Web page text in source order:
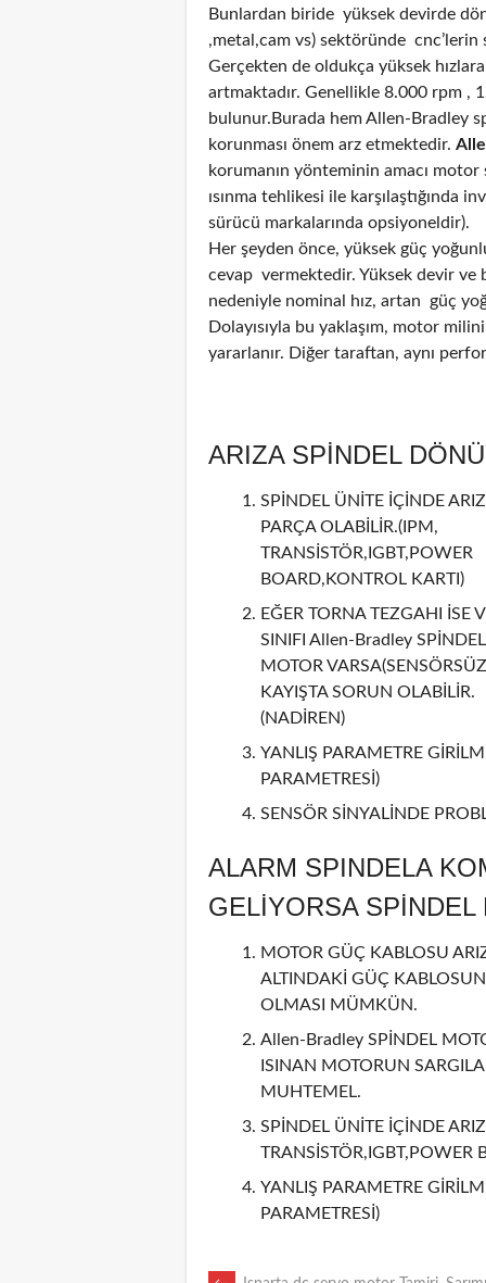
Bunlardan biride yüksek devirde
,metal,cam vs) sektöründe
Gerçekten de oldukça yüksek
artmaktadır. Genellikle 8.000 rpm ,
bulunur.Burada hem Allen-Bradley
korunması önem arz etmektedir.
korumanın yönteminin amacı motor
ısınma tehlikesi ile karşılaştığında
sürücü markalarında opsiyoneldir).
Her şeyden önce, yüksek güç
cevap vermektedir. Yüksek devir ve
nedeniyle nominal hız, artan güç
Dolayısıyla bu yaklaşım, motor
yararlanır. Diğer taraftan, aynı
ARIZA SPİNDEL
SPİNDEL ÜNİTE İÇİNDE
PARÇA OLABİLİR.(IPM,
TRANSİSTÖR,IGBT,POWER
BOARD,KONTROL KARTI)
EĞER TORNA TEZGAHI İSE
SINIFI Allen-Bradley SPİNDEL
MOTOR
KAYIŞTA SORUN OLABİLİR.
(NADİREN)
YANLIŞ PARAMETRE
PARAMETRESİ)
SENSÖR SİNYALİNDE
ALARM SPINDELA
GELİYORSA SPİNDEL
MOTOR GÜÇ KABLOSU
ALTINDAKİ GÜÇ
OLMASI MÜMKÜN.
Allen-Bradley SPİNDEL
ISINAN MOTORUN
MUHTEMEL.
SPİNDEL ÜNİTE İÇİNDE
TRANSİSTÖR,IGBT,POWER
YANLIŞ PARAMETRE
PARAMETRESİ)